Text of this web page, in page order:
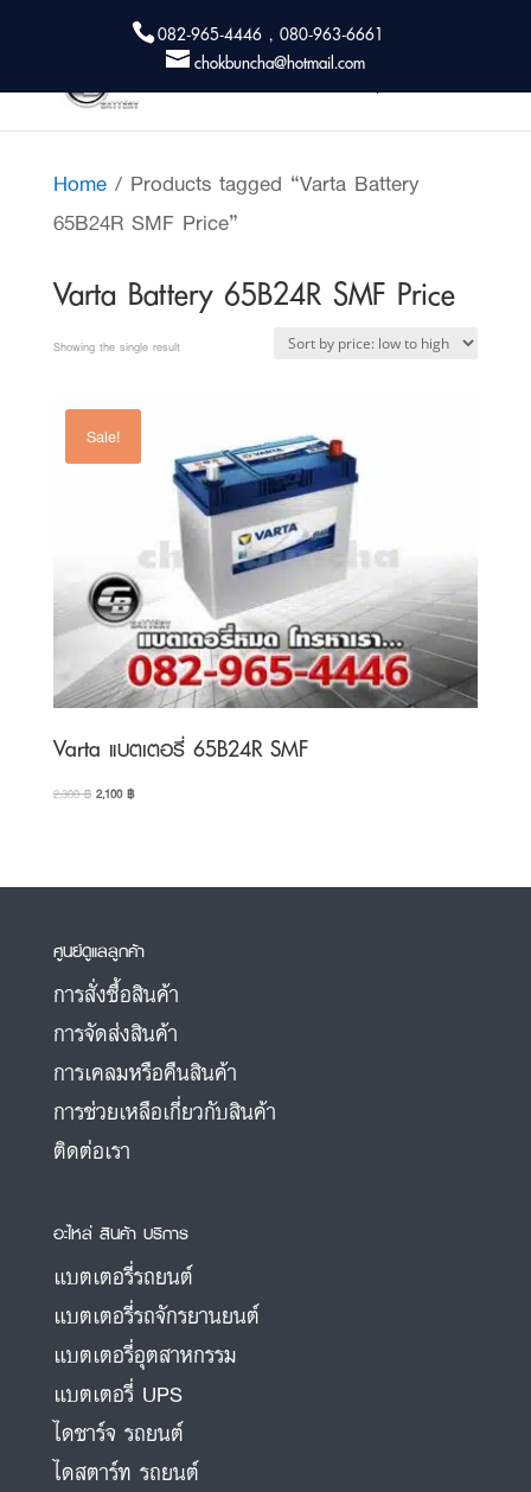
082-965-4446 , 080-963-6661
chokbuncha@hotmail.com
Home/ Products tagged “Varta Battery
65B24R SMF Price”
Varta Battery 65B24R SMF Price
Showing the single result
Sale!
Varta แบตเตอรี่ 65B24R SMF
2,300฿ Original
2,100฿Current
ศูนย์ดูแลลูกค้า
การสั่งซื้อสินค้า
การจัดส่งสินค้า
การเคลมหรือคืนสินค้า
การช่วยเหลือเกี่ยวกับสินค้า
ติดต่อเรา
อะไหล่ สินค้า บริการ
แบตเตอรี่รถยนต์
แบตเตอรี่รถจักรยานยนต์
แบตเตอรี่อุตสาหกรรม
แบตเตอรี่ UPS
ไดชาร์จ รถยนต์
ไดสตาร์ท รถยนต์